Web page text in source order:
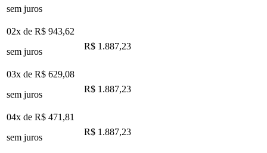
sem juros
02x de R$ 943,62
sem juros
R$ 1.887,23
03x de R$ 629,08
sem juros
R$ 1.887,23
04x de R$ 471,81
sem juros
R$ 1.887,23